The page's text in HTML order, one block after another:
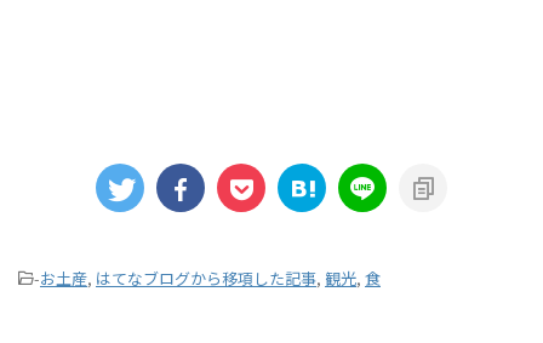
-お土産, はてなブログから移項した記事, 観光, 食